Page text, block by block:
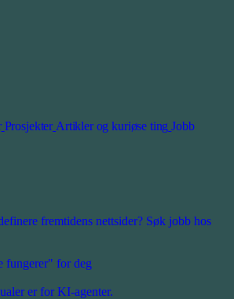
Prosjekter Artikler og kuriøse ting Jobb
fremtidens nettsider? Søk jobb hos
for deg
er for KI-agenter.